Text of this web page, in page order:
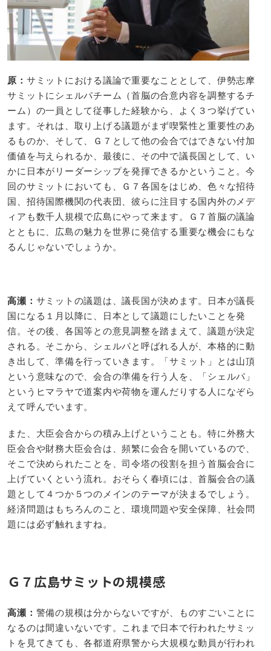
原： サミットにおける議論で重要なこととして、伊勢志摩
サミットにシェルパチーム（首脳の合意内容を調整するチ
ーム）の一員として従事した経験から、よく３つ挙げてい
ます。それは、取り上げる議題がまず喫緊性と重要性のあ
るものか、そして、Ｇ７として他の会合ではできない付加
価値を与えられるか、最後に、その中で議長国として、い
かに日本がリーダーシップを発揮できるかということ。今
回のサミットにおいても、Ｇ７各国をはじめ、色々な招待
国、招待国際機関の代表団、彼らに注目する国内外のメデ
ィアも数千人規模で広島にやって来ます。Ｇ７首脳の議論
とともに、広島の魅力を世界に発信する重要な機会にもな
るんじゃないでしょうか。
高瀬：​ サミットの議題は、議長国が決めます。日本が議長
国になる１月以降に、日本として議題にしたいことを発
信。その後、各国等との意見調整を踏まえて、議題が決定
される。そこから、シェルパと呼ばれる人が、本格的に動
き出して、準備を行っていきます。「サミット」とは山頂
という意味なので、会合の準備を行う人を、「シェルパ」
というヒマラヤで道案内や荷物を運んだりする人になぞら
えて呼んでいます。
また、大臣会合からの積み上げということも。特に外務大
臣会合や財務大臣会合は、頻繁に会合を開いているので、
そこで決められたことを、司令塔の役割を担う首脳会合に
上げていくという流れ。おそらく春頃には、首脳会合の議
題として４つか５つのメインのテーマが決まるでしょう。
経済問題はもちろんのこと、環境問題や安全保障、社会問
題には必ず触れますね。
Ｇ７広島サミットの規模感
高瀬：​ 警備の規模は分からないですが、ものすごいことに
なるのは間違いないです。これまで日本で行われたサミッ
トを見てきても、各都道府県警から大規模な動員が行われ